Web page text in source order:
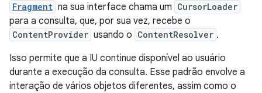
Fragment na sua interface chama um CursorLoader
para a consulta, que, por sua vez, recebe o
ContentProvider usando o ContentResolver .
Isso permite que a IU continue disponível ao usuário
durante a execução da consulta. Esse padrão envolve a
interação de vários objetos diferentes, assim como o